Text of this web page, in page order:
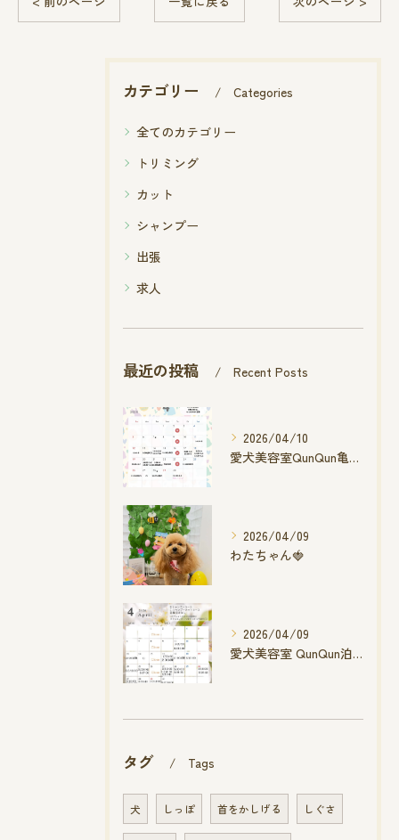
カテゴリー Categories
全てのカテゴリー
トリミング
カット
シャンプー
出張
求人
最近の投稿 Recent Posts
2026/04/10
愛犬美容室QunQun亀山エコー店
2026/04/09
わたちゃん🍓
2026/04/09
愛犬美容室 QunQun泊店 4月空き状況です
タグ Tags
犬 しっぽ 首をかしげる しぐさ